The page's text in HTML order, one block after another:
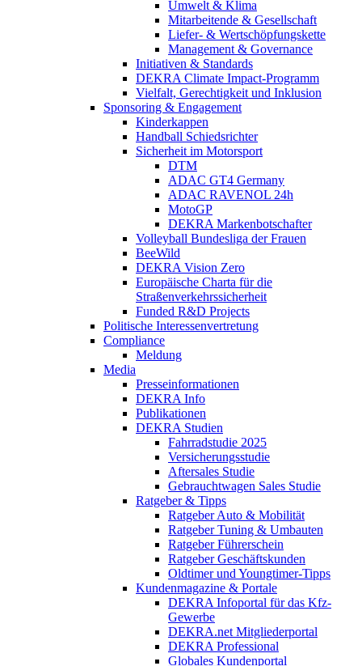
Umwelt & Klima
Mitarbeitende & Gesellschaft
Liefer- & Wertschöpfungskette
Management & Governance
Initiativen & Standards
DEKRA Climate Impact-Programm
Vielfalt, Gerechtigkeit und Inklusion​
Sponsoring & Engagement
Kinderkappen
Handball Schiedsrichter
Sicherheit im Motorsport
DTM
ADAC GT4 Germany
ADAC RAVENOL 24h
MotoGP
DEKRA Markenbotschafter
Volleyball Bundesliga der Frauen
BeeWild
DEKRA Vision Zero
Europäische Charta für die
Straßenverkehrssicherheit
Funded R&D Projects
Politische Interessenvertretung
Compliance
Meldung
Media
Presseinformationen
DEKRA Info
Publikationen
DEKRA Studien
Fahrradstudie 2025
Versicherungsstudie
Aftersales Studie
Gebrauchtwagen Sales Studie
Ratgeber & Tipps
Ratgeber Auto & Mobilität
Ratgeber Tuning & Umbauten
Ratgeber Führerschein
Ratgeber Geschäftskunden
Oldtimer und Youngtimer-Tipps
Kundenmagazine & Portale
DEKRA Infoportal für das Kfz-
Gewerbe
DEKRA.net Mitgliederportal
DEKRA Professional
Globales Kundenportal